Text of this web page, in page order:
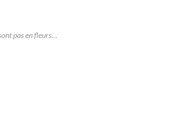
pas en fleurs…